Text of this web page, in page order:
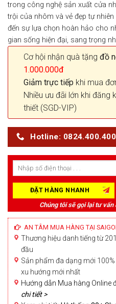
trong công nghệ sản xuất cửa
trội của nhôm và vẻ đẹp tự
đến sự lựa chọn hoàn hảo cho
gian sống hiện đại, sang trọng
Cơ hội nhận quà tặng đồ
1.000.000đ
Giảm trực tiếp khi mua
Nhiều ưu đãi lớn khi đăng
thiết (SGD-VIP)
Hotline: 0824.400.400
Chúng tôi sẽ gọi lại tư
AN TÂM MUA HÀNG TẠI
Thương hiệu danh tiếng từ
đầu
Sản phẩm đa dạng mới
xu hướng mới nhất
Hướng dẫn Mua hàng Online
chi tiết >